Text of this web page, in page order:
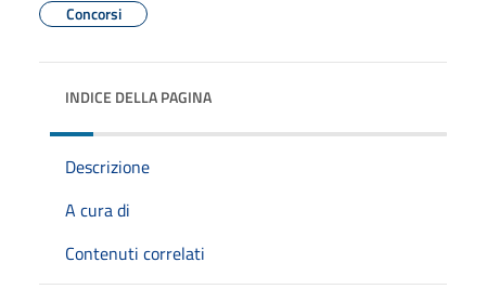
Concorsi
INDICE DELLA PAGINA
Descrizione
A cura di
Contenuti correlati